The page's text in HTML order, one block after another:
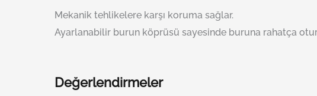
Mekanik tehlikelere karşı koruma sağlar.
Ayarlanabilir burun köprüsü sayesinde buruna rahatça
Değerlendirmeler